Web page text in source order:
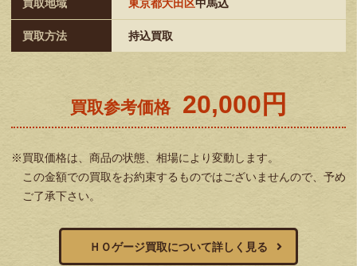
買取地域 東京都大田区中馬込
買取方法 持込買取
買取参考価格 20,000円
※買取価格は、商品の状態、相場により変動します。
この金額での買取をお約束するものではございませんので、予め
ご了承下さい。
ＨＯゲージ買取について詳しく見る